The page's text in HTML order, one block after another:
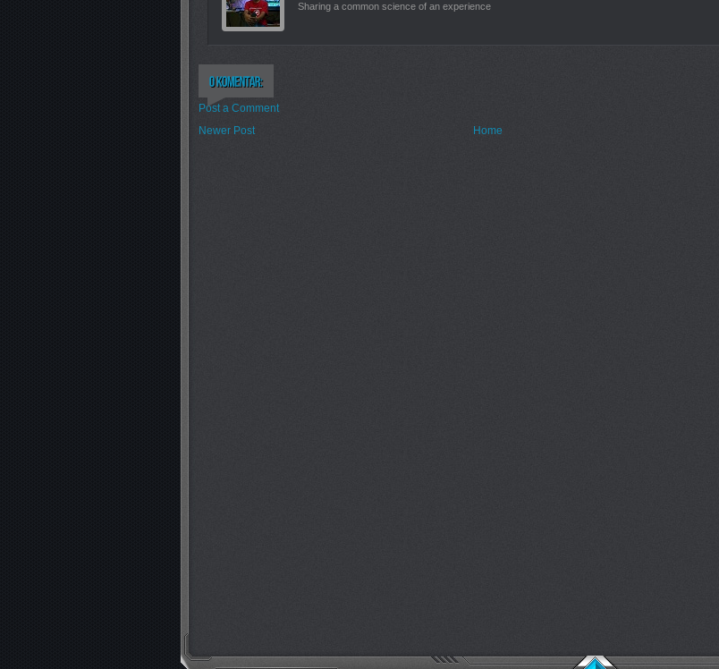
Sharing a common science of an experience
Post a Comment
Newer Post
Home